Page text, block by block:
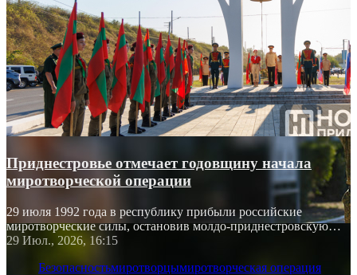
Приднестровье отмечает годовщину начала
миротворческой операции
29 июля 1992 года в республику прибыли российские
миротворческие силы, остановив молдо-приднестровскую
войну
29 Июл., 2026, 16:15
Безопасностьмиротворцымиротворческая операция